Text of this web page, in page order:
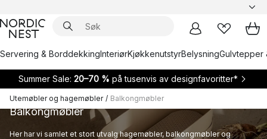
Servering & BorddekkingInteriørKjøkkenutstyrBelysningGulvtepper
Summer Sale: 20–70 % på tusenvis av designfavoritter*
Utemøbler og hagemøbler / Balkongmøbler
Balkongmøbler
Her har vi samlet et stort utvalg hagemøbler, balkongmøbler og